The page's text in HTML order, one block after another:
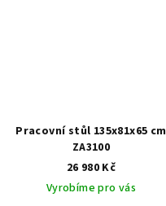
Pracovní stůl 135x81x65 cm
ZA3100
26 980 Kč
Vyrobíme pro vás